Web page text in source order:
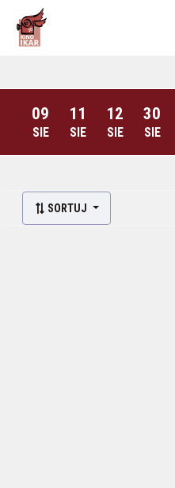
09
SIE
11
SIE
12
SIE
30
SIE
SORTUJ